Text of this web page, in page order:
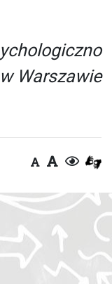
Warszawie